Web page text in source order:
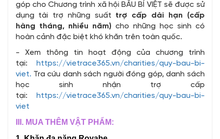
góp cho Chương trình xã hội BẦU BÍ VIỆT sẽ được sử
dụng tài trợ những suất trợ cấp dài hạn (cấp
hàng tháng, nhiều năm) cho những học sinh có
hoàn cảnh đặc biệt khó khăn trên toàn quốc.
- Xem thông tin hoạt động của chương trình
tại:
https://vietrace365.vn/charities/quy-bau-bi-
viet. Tra cứu danh sách người đóng góp, danh sách
học sinh nhận trợ cấp
tại:
https://vietrace365.vn/charities/quy-bau-bi-
viet
III. MUA THÊM VẬT PHẨM: